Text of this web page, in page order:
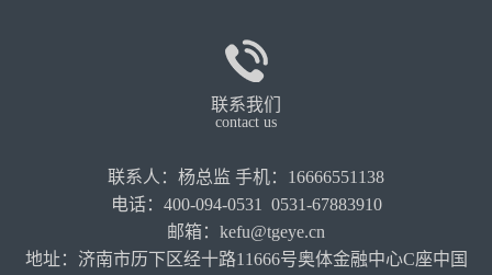
联系我们
contact us
联系人：杨总监 手机：16666551138
电话：400-094-0531 0531-67883910
邮箱：kefu@tgeye.cn
地址：济南市历下区经十路11666号奥体金融中心C座中国